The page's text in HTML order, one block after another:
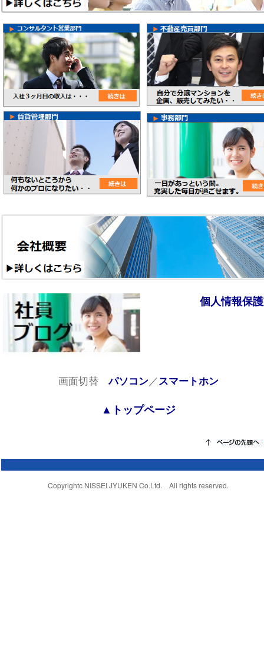
個人情報保
画面切替パソコン／ スマートホン
▲トップページ
Copyrightc NISSEI JYUKEN Co.Ltd. All rights reserved.